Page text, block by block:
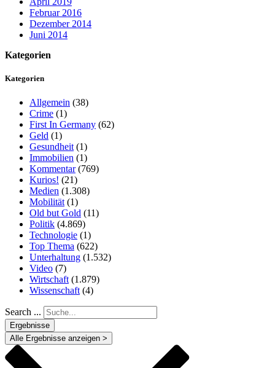
Februar 2016
Dezember 2014
Juni 2014
Kategorien
Kategorien
Allgemein (38)
Crime (1)
First In Germany (62)
Geld (1)
Gesundheit (1)
Immobilien (1)
Kommentar(769)
Kurios! (21)
Medien (1.308)
Mobilität (1)
Old but Gold (11)
Politik (4.869)
Technologie (1)
Top Thema (622)
Unterhaltung (1.532)
Video (7)
Wirtschaft (1.879)
Wissenschaft (4)
Search ...
Ergebnisse
Alle Ergebnisse anzeigen >